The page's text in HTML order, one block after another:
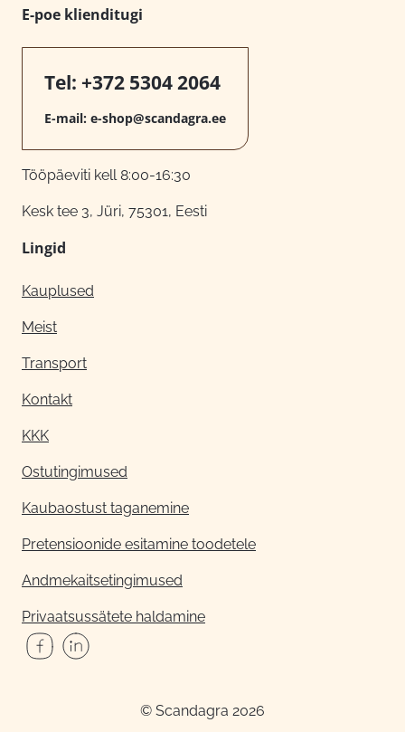
E-poe klienditugi
Tel: +372 5304 2064
E-mail: e-shop@scandagra.ee
Tööpäeviti kell 8:00-16:30
Kesk tee 3, Jüri, 75301, Eesti
Lingid
Kauplused
Meist
Transport
Kontakt
KKK
Ostutingimused
Kaubaostust taganemine
Pretensioonide esitamine toodetele
Andmekaitsetingimused
Privaatsussätete haldamine
© Scandagra 2026